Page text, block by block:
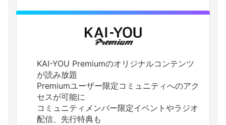
KAI-YOU Premiumのオリジナルコンテンツ
が読み放題
Premiumユーザー限定コミュニティへのアク
セスが可能に
コミュニティメンバー限定イベントやラジオ
配信、先行特典も